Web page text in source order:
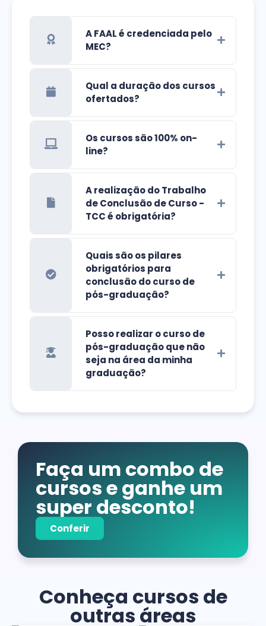
A FAAL é credenciada pelo
MEC?
Qual a duração dos cursos
ofertados?
Os cursos são 100% on-
line?
A realização do Trabalho
de Conclusão de Curso -
TCC é obrigatória?
Quais são os pilares
obrigatórios para
conclusão do curso de
pós-graduação?
Posso realizar o curso de
pós-graduação que não
seja na área da minha
graduação?
Faça um combo de
cursos e ganhe um
super desconto!
Conferir
Conheça cursos de
outras áreas